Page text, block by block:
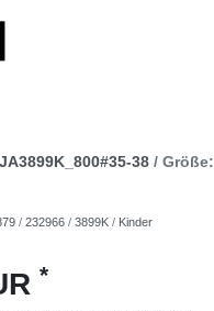
JA3899K_800#35-38 / Größe:
/ 232966 / 3899K / Kinder
*